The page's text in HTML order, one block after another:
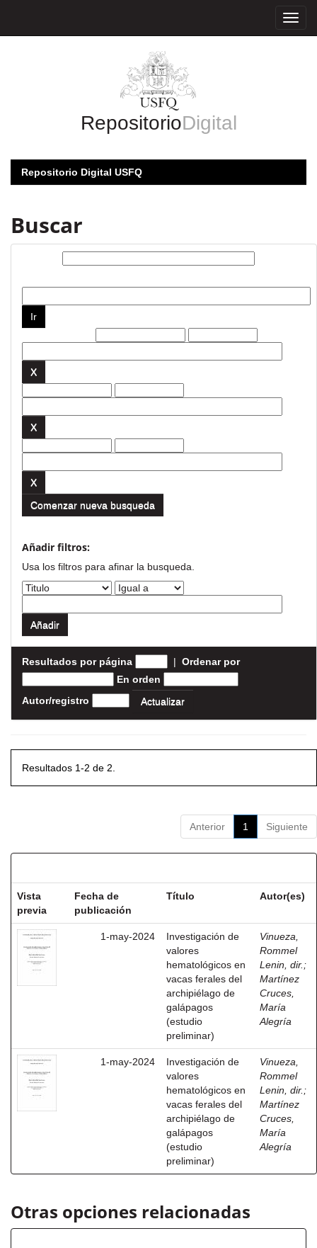
RepositorioDigital
Repositorio Digital USFQ
Buscar
Comenzar nueva busqueda
Añadir filtros:
Usa los filtros para afinar la busqueda.
Resultados por página | Ordenar por
En orden
Autor/registro
Resultados 1-2 de 2.
Anterior 1 Siguiente
Vista
previa
Fecha de
publicación
Título Autor(es)
1-may-2024
Investigación de
valores
hematológicos en
vacas ferales del
archipiélago de
galápagos
(estudio
preliminar)
Vinueza,
Rommel
Lenin, dir. ;
Martínez
Cruces,
María
Alegría
1-may-2024
Investigación de
valores
hematológicos en
vacas ferales del
archipiélago de
galápagos
(estudio
preliminar)
Vinueza,
Rommel
Lenin, dir. ;
Martínez
Cruces,
María
Alegría
Otras opciones relacionadas